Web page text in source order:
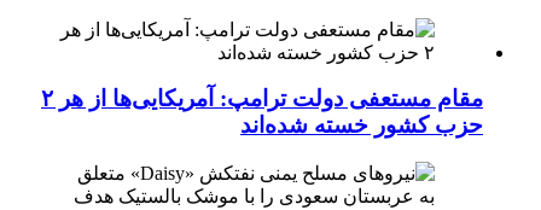
مقام مستعفی دولت ترامپ: آمریکایی‌ها از هر ۲
حزب کشور خسته شده‌اند